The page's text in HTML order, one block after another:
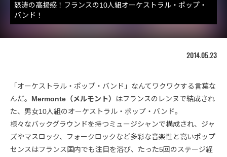
怒涛の高揚感！フランスの10人組オーケストラル・ポップ・
バンド！
2014.05.23
「オーケストラル・ポップ・バンド」なんてワクワクする言葉な
んだ。 Mermonte（メルモント）
はフランスのレンヌで結成され
た、男女10人組のオーケストラル・ポップ・バンド。
様々なバックグラウンドを持つミュージシャンで構成され、ジャ
ズやマスロック、フォークロックなど多彩な音楽性と高いポップ
センスはフランス国内でも注目を浴び、たった5回のステージ経